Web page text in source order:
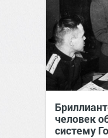
человек
систему